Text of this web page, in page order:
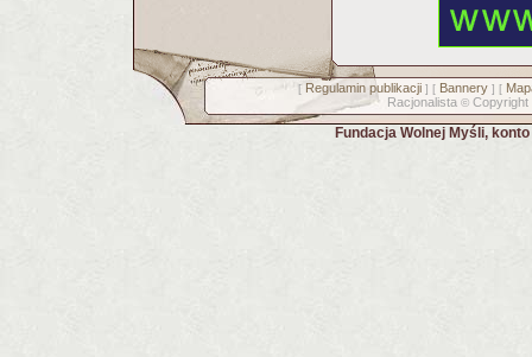
[ Regulamin publikacji] [ Bannery] [
Racjonalista © Copyright
Fundacja Wolnej Myśli,